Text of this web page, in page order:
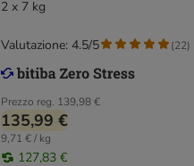
2 x 7 kg
Prezzo reg. 139,98 €
135,99 €
9,71 € / kg
127,83 €
Valutazione: 4.5/5 (22)